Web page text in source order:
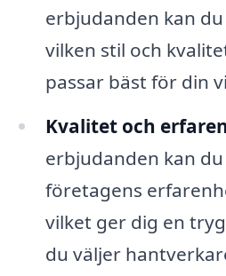
erbjudanden kan
vilken stil och
passar bäst för din
Kvalitet och
erbjudanden kan
företagens
vilket ger dig en
du väljer